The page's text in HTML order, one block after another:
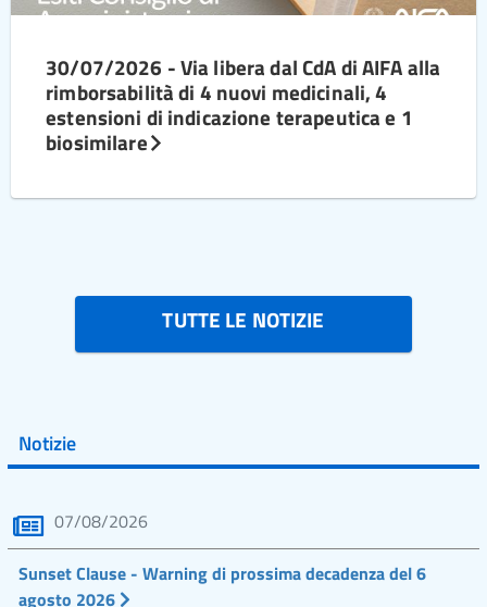
30/07/2026 - Via libera dal CdA di AIFA alla
rimborsabilità di 4 nuovi medicinali, 4
estensioni di indicazione terapeutica e 1
biosimilare
TUTTE LE NOTIZIE
Notizie
07/08/2026
Sunset Clause - Warning di prossima decadenza del 6
agosto 2026